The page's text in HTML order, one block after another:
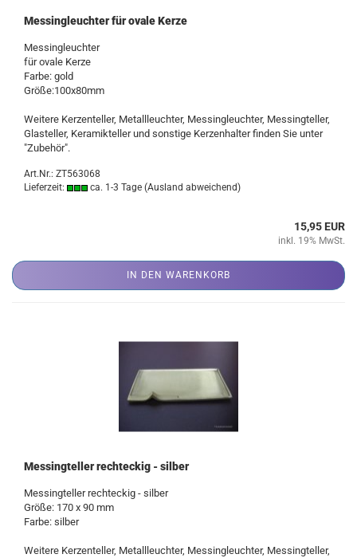
Messingleuchter für ovale Kerze
Messingleuchter
für ovale Kerze
Farbe: gold
Größe:100x80mm
Weitere Kerzenteller, Metallleuchter, Messingleuchter, Messingteller,
Glasteller, Keramikteller und sonstige Kerzenhalter finden Sie unter
"Zubehör".
Art.Nr.: ZT563068
Lieferzeit:
ca. 1-3 Tage (Ausland abweichend)
15,95 EUR
inkl. 19% MwSt.
IN DEN WARENKORB
Messingteller rechteckig - silber
Messingteller rechteckig - silber
Größe: 170 x 90 mm
Farbe: silber
Weitere Kerzenteller, Metallleuchter, Messingleuchter, Messingteller,